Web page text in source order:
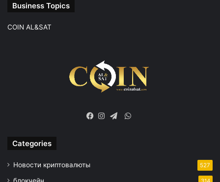
Business Topics
COIN AL&SAT
WhatsApp
Categories
Новости криптовалюты 527
блокчейн